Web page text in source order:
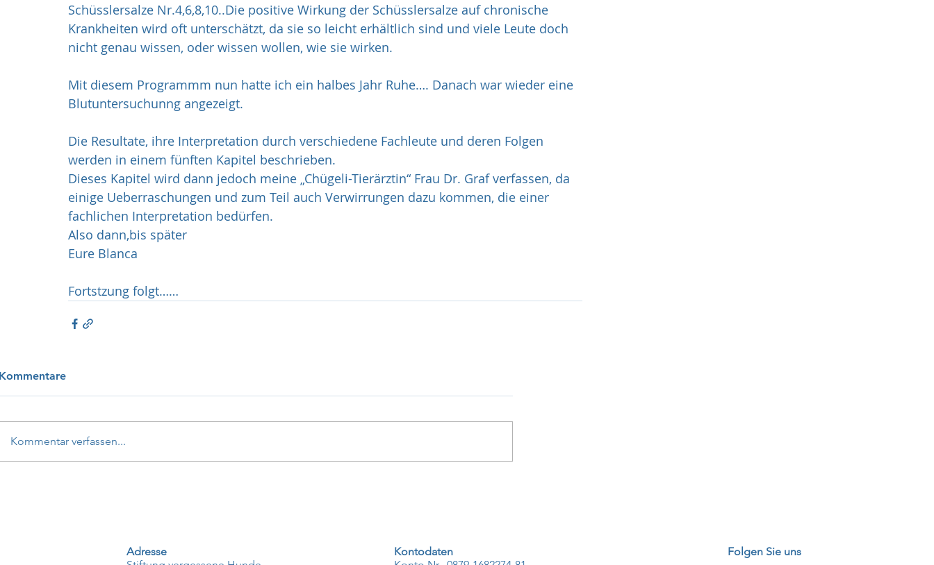
Schüsslersalze Nr.4,6,8,10..Die positive Wirkung der Schüsslersalze auf chronische
Krankheiten wird oft unterschätzt, da sie so leicht erhältlich sind und viele Leute doch
nicht genau wissen, oder wissen wollen, wie sie wirken.
Mit diesem Programmm nun hatte ich ein halbes Jahr Ruhe…. Danach war wieder eine
Blutuntersuchunng angezeigt.
Die Resultate, ihre Interpretation durch verschiedene Fachleute und deren Folgen
werden in einem fünften Kapitel beschrieben.
Dieses Kapitel wird dann jedoch meine „Chügeli-Tierärztin“ Frau Dr. Graf verfassen, da
einige Ueberraschungen und zum Teil auch Verwirrungen dazu kommen, die einer
fachlichen Interpretation bedürfen.
Also dann,bis später
Eure Blanca
Fortstzung folgt……
Kommentar verfassen...
Adresse
Kontodaten
Folgen Sie uns